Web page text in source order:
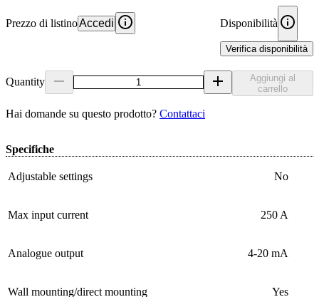
Prezzo di listinoAccedi Disponibilità
Verifica disponibilità
Quantity
Aggiungi al
carrello
Hai domande su questo prodotto? Contattaci
Specifiche
Adjustable settings No
Max input current 250 A
Analogue output 4-20 mA
Wall mounting/direct mounting Yes